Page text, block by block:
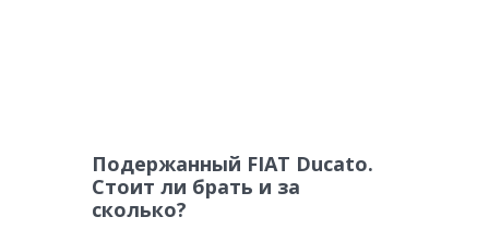
Подержанный FIAT Ducato.
Стоит ли брать и за
сколько?